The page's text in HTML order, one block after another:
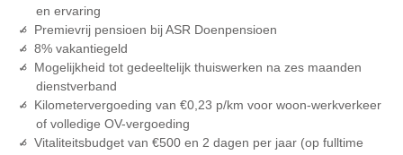
en ervaring
Premievrij pensioen bij ASR Doenpensioen
8% vakantiegeld
Mogelijkheid tot gedeeltelijk thuiswerken na zes maanden
dienstverband
Kilometervergoeding van €0,23 p/km voor woon-werkverkeer
of volledige OV-vergoeding
Vitaliteitsbudget van €500 en 2 dagen per jaar (op fulltime